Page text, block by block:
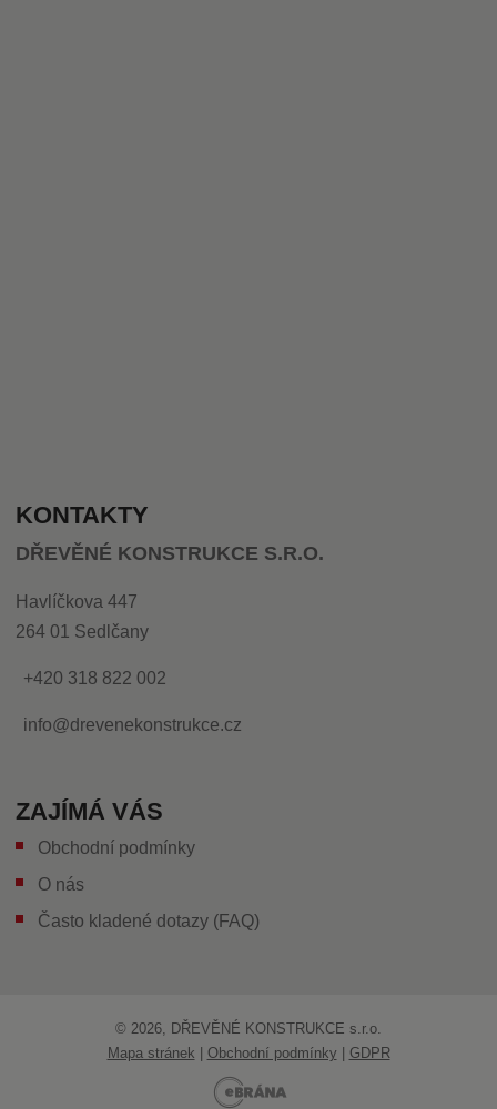
KONTAKTY
DŘEVĚNÉ KONSTRUKCE S.R.O.
Havlíčkova 447
264 01 Sedlčany
+420 318 822 002
info@drevenekonstrukce.cz
ZAJÍMÁ VÁS
Obchodní podmínky
O nás
Často kladené dotazy (FAQ)
© 2026, DŘEVĚNÉ KONSTRUKCE s.r.o.
Mapa stránek | Obchodní podmínky | GDPR